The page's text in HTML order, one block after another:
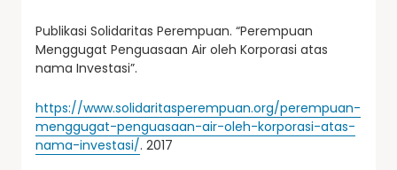
Publikasi Solidaritas Perempuan. “Perempuan
Menggugat Penguasaan Air oleh Korporasi atas
nama Investasi”.
https://www.solidaritasperempuan.org/perempuan-
menggugat-penguasaan-air-oleh-korporasi-atas-
nama-investasi/. 2017